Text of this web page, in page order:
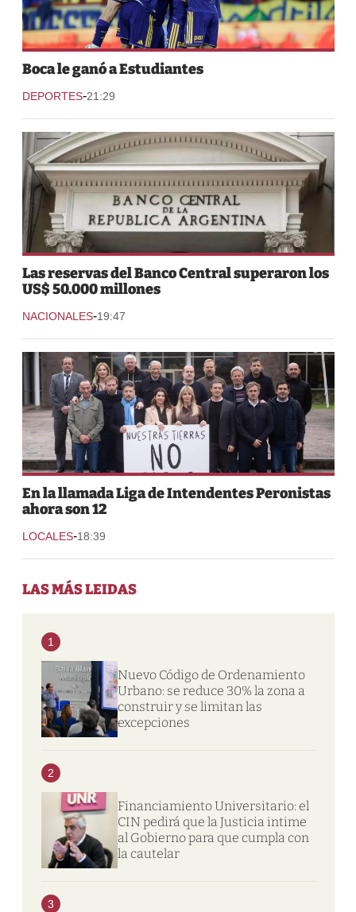
Boca le ganó a Estudiantes
DEPORTES-21:29
Las reservas del Banco Central superaron los
US$ 50.000 millones
NACIONALES-19:47
En la llamada Liga de Intendentes Peronistas
ahora son 12
LOCALES-18:39
LAS MÁS LEIDAS
1
Nuevo Código de Ordenamiento
Urbano: se reduce 30% la zona a
construir y se limitan las
excepciones
2
Financiamiento Universitario: el
CIN pedirá que la Justicia intime
al Gobierno para que cumpla con
la cautelar
3